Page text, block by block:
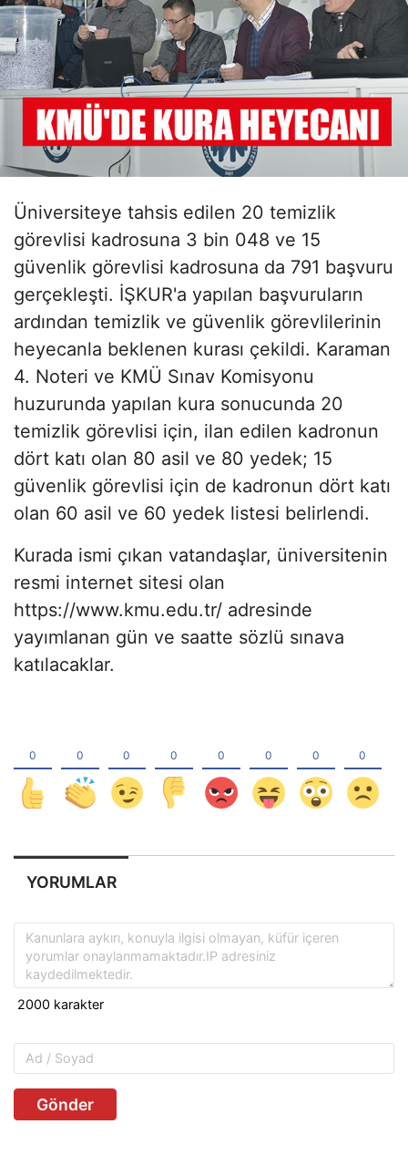
Üniversiteye tahsis edilen 20 temizlik
görevlisi kadrosuna 3 bin 048 ve 15
güvenlik görevlisi kadrosuna da 791 başvuru
gerçekleşti. İŞKUR'a yapılan başvuruların
ardından temizlik ve güvenlik görevlilerinin
heyecanla beklenen kurası çekildi. Karaman
4. Noteri ve KMÜ Sınav Komisyonu
huzurunda yapılan kura sonucunda 20
temizlik görevlisi için, ilan edilen kadronun
dört katı olan 80 asil ve 80 yedek; 15
güvenlik görevlisi için de kadronun dört katı
olan 60 asil ve 60 yedek listesi belirlendi.
Kurada ismi çıkan vatandaşlar, üniversitenin
resmi internet sitesi olan
https://www.kmu.edu.tr/ adresinde
yayımlanan gün ve saatte sözlü sınava
katılacaklar.
YORUMLAR
Gönder